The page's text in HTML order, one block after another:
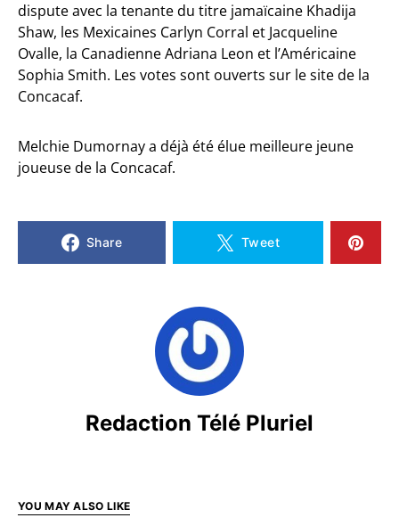
dispute avec la tenante du titre jamaïcaine Khadija
Shaw, les Mexicaines Carlyn Corral et Jacqueline
Ovalle, la Canadienne Adriana Leon et l’Américaine
⁠⁠Sophia Smith. Les votes sont ouverts sur le site de la
Concacaf.
Melchie Dumornay a déjà été élue meilleure jeune
joueuse de la Concacaf.
Share Tweet
Redaction Télé Pluriel
YOU MAY ALSO LIKE